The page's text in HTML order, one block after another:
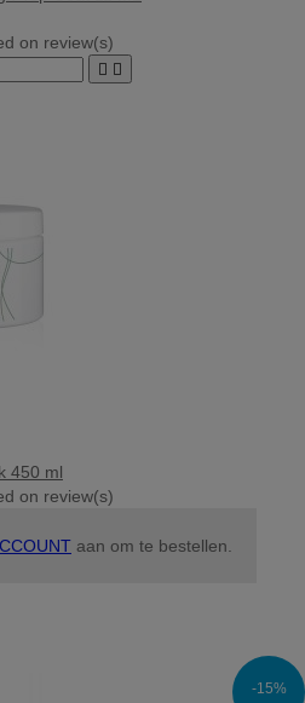
on review(s)
 
450 ml
on review(s)
aan om te bestellen.
-15%